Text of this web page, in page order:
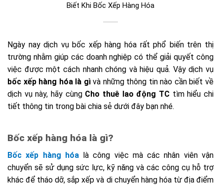
Biết Khi Bốc Xếp Hàng Hóa
Ngày nay dịch vụ bốc xếp hàng hóa rất phổ biến trên thị
trường nhằm giúp các doanh nghiệp có thể giải quyết công
việc được một cách nhanh chóng và hiệu quả. Vậy dịch vụ
bốc xếp hàng hóa là gìvà những thông tin nào cần biết về
dịch vụ này, hãy cùng Cho thuê lao động TC tìm hiểu chi
tiết thông tin trong bài chia sẻ dưới đây bạn nhé.
Bốc xếp hàng hóa là gì?
Bốc xếp hàng hóalà công việc mà các nhân viên vận
chuyển sẽ sử dụng sức lực, kỹ năng và các công cụ hỗ trợ
khác để tháo dỡ, sắp xếp và di chuyển hàng hóa từ địa điểm